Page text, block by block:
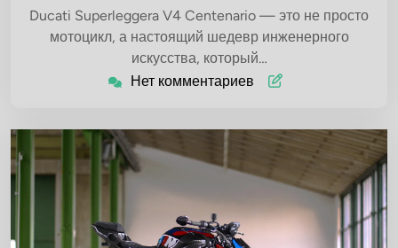
Ducati Superleggera V4 Centenario — это не просто
мотоцикл, а настоящий шедевр инженерного
искусства, который…
Нет комментариев